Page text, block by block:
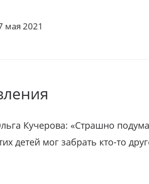
мая 2021
Кучерова: «Страшно
детей мог забрать кто-то